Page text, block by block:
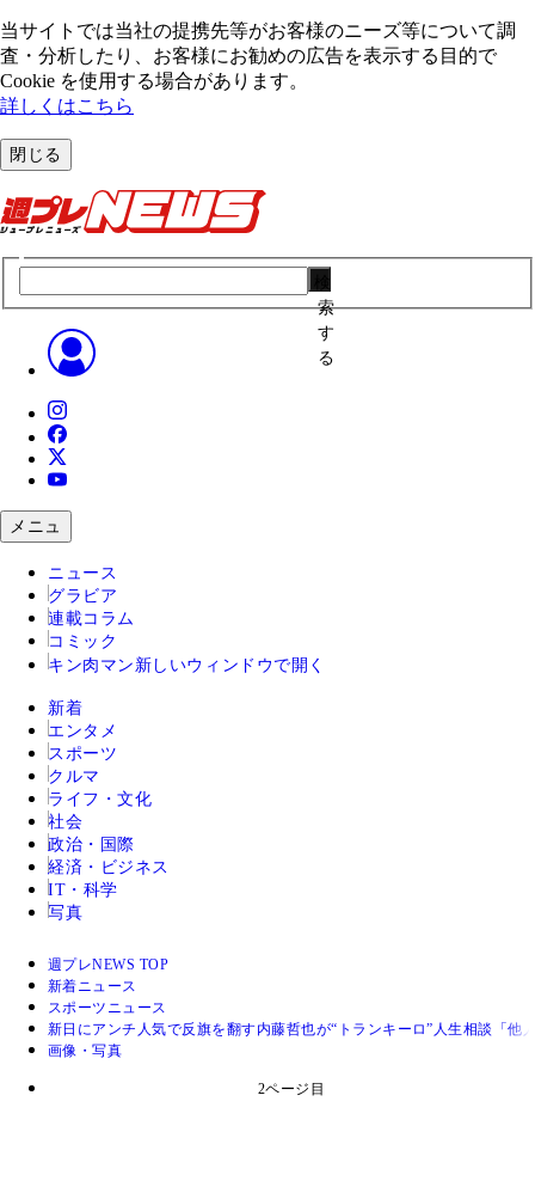
当サイトでは当社の提携先等がお客様のニーズ等について調
査・分析したり、お客様にお勧めの広告を表⽰する⽬的で
Cookie を使⽤する場合があります。
詳しくはこちら
閉じる
索
す
る
メニュ
ニュース
グラビア
連載コラム
コミック
キン肉マン 新しいウィンドウで開く
新着
エンタメ
スポーツ
クルマ
ライフ・文化
社会
政治・国際
経済・ビジネス
IT・科学
写真
週プレNEWS TOP
新着ニュース
スポーツニュース
新日にアンチ人気で反旗を翻す内藤哲也が“トランキーロ”人生相談「他
画像・写真
2ページ目